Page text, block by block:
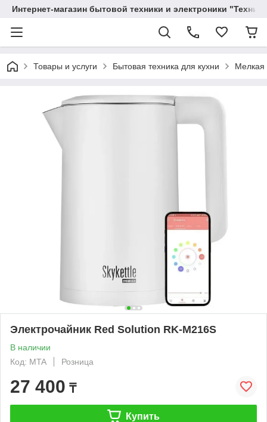
Интернет-магазин бытовой техники и электроники
Товары и услуги Бытовая техника для кухни Мелкая
Электрочайник Red Solution RK-M216S
В наличии
Код: MTA
Розница
27 400 ₸
Купить